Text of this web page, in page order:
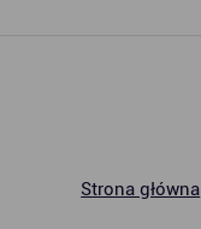
Strona główna